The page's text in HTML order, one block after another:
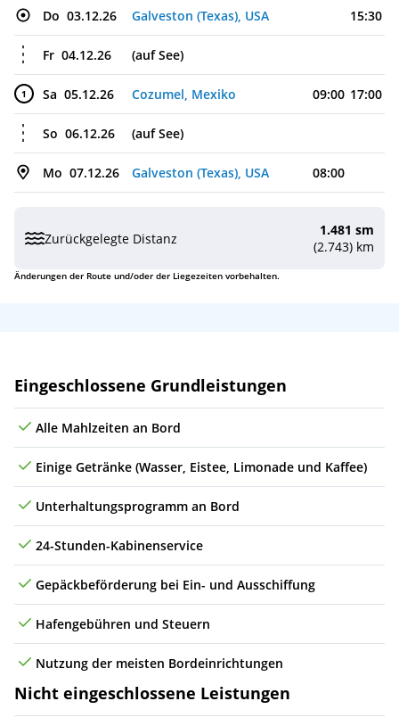
Do 03.12.26 Galveston (Texas), USA 15:30
Fr 04.12.26 (auf See)
1 Sa 05.12.26 Cozumel, Mexiko 09:00 17:00
So 06.12.26 (auf See)
Mo 07.12.26 Galveston (Texas), USA 08:00
Zurückgelegte Distanz
1.481 sm
(2.743) km
Änderungen der Route und/oder der Liegezeiten vorbehalten.
Leistungen
Eingeschlossene Grundleistungen
Alle Mahlzeiten an Bord
Einige Getränke (Wasser, Eistee, Limonade und Kaffee)
Unterhaltungsprogramm an Bord
24-Stunden-Kabinenservice
Gepäckbeförderung bei Ein- und Ausschiffung
Hafengebühren und Steuern
Nutzung der meisten Bordeinrichtungen
Nicht eingeschlossene Leistungen